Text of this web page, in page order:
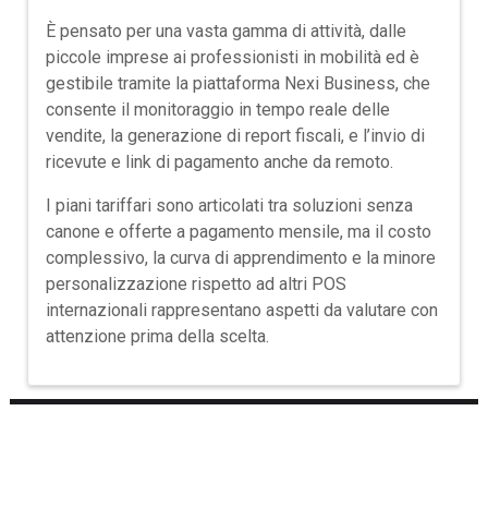
È pensato per una vasta gamma di attività, dalle
piccole imprese ai professionisti in mobilità ed è
gestibile tramite la piattaforma Nexi Business, che
consente il monitoraggio in tempo reale delle
vendite, la generazione di report fiscali, e l’invio di
ricevute e link di pagamento anche da remoto.
I piani tariffari sono articolati tra soluzioni senza
canone e offerte a pagamento mensile, ma il costo
complessivo, la curva di apprendimento e la minore
personalizzazione rispetto ad altri POS
internazionali rappresentano aspetti da valutare con
attenzione prima della scelta.